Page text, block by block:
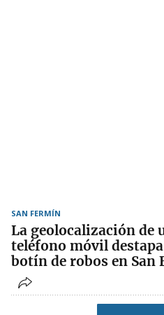
SAN FERMÍN
La geolocalización de
teléfono móvil
botín de robos en San